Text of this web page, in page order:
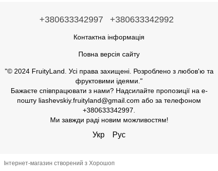
+380633342997 +380633342992
Контактна інформація
Повна версія сайту
"© 2024 FruityLand. Усі права захищені. Розроблено з любов'ю та
фруктовими ідеями."
Бажаєте співпрацювати з нами? Надсилайте пропозиції на е-
пошту liashevskiy.fruityland@gmail.com або за телефоном
+380633342997.
Ми завжди раді новим можливостям!
Укр Рус
Інтернет-магазин створений з Хорошоп